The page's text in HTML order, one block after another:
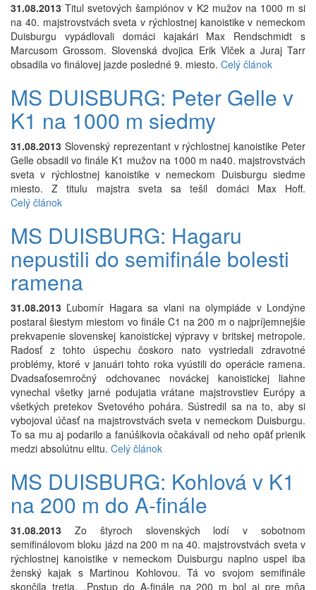
31.08.2013 Titul svetových šampiónov v K2 mužov na 1000 m si
na 40. majstrovstvách sveta v rýchlostnej kanoistike v nemeckom
Duisburgu vypádlovali domáci kajakári Max Rendschmidt s
Marcusom Grossom. Slovenská dvojica Erik Vlček a Juraj Tarr
obsadila vo finálovej jazde posledné 9. miesto. Celý článok
MS DUISBURG: Peter Gelle v
K1 na 1000 m siedmy
31.08.2013 Slovenský reprezentant v rýchlostnej kanoistike Peter
Gelle obsadil vo finále K1 mužov na 1000 m na40. majstrovstvách
sveta v rýchlostnej kanoistike v nemeckom Duisburgu siedme
miesto. Z titulu majstra sveta sa tešil domáci Max Hoff.
Celý článok
MS DUISBURG: Hagaru
nepustili do semifinále bolesti
ramena
31.08.2013 Ľubomír Hagara sa vlani na olympiáde v Londýne
postaral šiestym miestom vo finále C1 na 200 m o najpríjemnejšie
prekvapenie slovenskej kanoistickej výpravy v britskej metropole.
Radosť z tohto úspechu čoskoro nato vystriedali zdravotné
problémy, ktoré v januári tohto roka vyústili do operácie ramena.
Dvadsaťosemročný odchovanec nováckej kanoistickej liahne
vynechal všetky jarné podujatia vrátane majstrovstiev Európy a
všetkých pretekov Svetového pohára. Sústredil sa na to, aby si
vybojoval účasť na majstrovstvách sveta v nemeckom Duisburgu.
To sa mu aj podarilo a fanúšikovia očakávali od neho opäť prienik
medzi absolútnu elitu. Celý článok
MS DUISBURG: Kohlová v K1
na 200 m do A-finále
31.08.2013 Zo štyroch slovenských lodí v sobotnom
semifinálovom bloku jázd na 200 m na 40. majstrovstvách sveta v
rýchlostnej kanoistike v nemeckom Duisburgu naplno uspel iba
ženský kajak s Martinou Kohlovou. Tá vo svojom semifinále
skončila tretia. „Postup do A-finále na 200 m bol aj pre mňa